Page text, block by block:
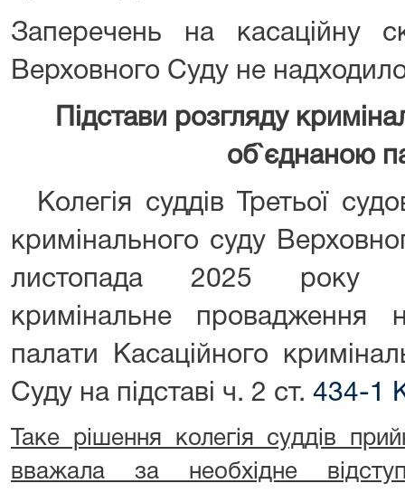
Заперечень на касаційну
Верховного Суду не
Підстави розгляду
об`єднаною
Колегія суддів Третьої
кримінального суду
листопада 2025 року
кримінальне провадження
палати Касаційного
Суду на підставі ч. 2 ст. 434-1
Таке рішення колегія суддів
вважала за необхідне